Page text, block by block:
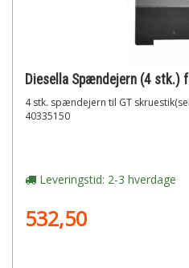
Diesella Spændejern (4
4 stk. spændejern til GT
40335150
Leveringstid: 2-3 hverdage
532,50